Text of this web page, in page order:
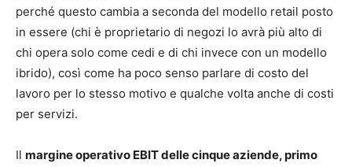
perché questo cambia a seconda del modello retail posto
in essere (chi è proprietario di negozi lo avrà più alto di
chi opera solo come cedi e di chi invece con un modello
ibrido), così come ha poco senso parlare di costo del
lavoro per lo stesso motivo e qualche volta anche di costi
per servizi.
Il margine operativo EBIT delle cinque aziende, primo